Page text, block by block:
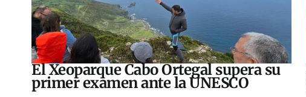
El Xeoparque Cabo Ortegal supera su
primer examen ante la UNESCO